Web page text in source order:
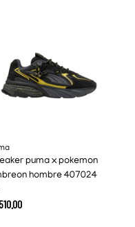
puma x pokemon
hombre 407024
00